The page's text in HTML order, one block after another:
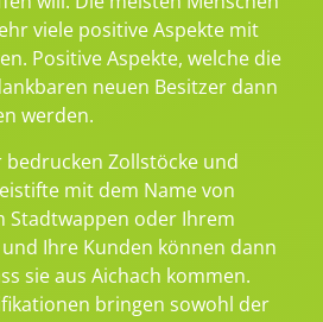
viele positive Aspekte mit
Positive Aspekte, welche die
neuen Besitzer dann
werden.
Zollstöcke und
mit dem Name von
Stadtwappen oder Ihrem
Ihre Kunden können dann
sie aus Aichach kommen.
bringen sowohl der